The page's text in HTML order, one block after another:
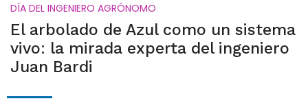
DÍA DEL INGENIERO AGRÓNOMO
El arbolado de Azul como un sistema
vivo: la mirada experta del ingeniero
Juan Bardi